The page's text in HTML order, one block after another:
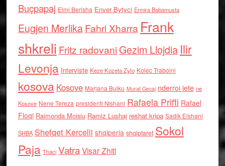
Buçpapaj Elmi Berisha Enver Bytyci Ermira Babamusta
Eugjen MerlikaFahri Xharra Frank
shkreli Fritz radovaniGezim Llojdia Ilir
Levonja Interviste Keze Kozeta Zylo Kolec Traboini
kosova Kosove Marjana Bulku Murat Gecaj nderroi jete ne
Kosove Nene Tereza presidenti Nishani Rafaela Prifti Rafael
Floqi Raimonda Moisiu Ramiz Lushaj reshat kripa Sadik Elshani
SHBA Shefqet Kercelli shqiperia shqiptaret Sokol
Paja Thaci VatraVisar Zhiti